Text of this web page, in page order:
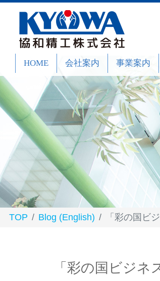
HOME 会社案内 事業案内
TOP Blog (English) 「彩の国ビ
「彩の国ビジネ